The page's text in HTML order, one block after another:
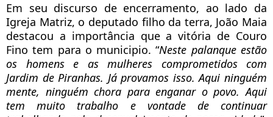
Em seu discurso de encerramento, ao lado da
Igreja Matriz, o deputado filho da terra, João Maia
destacou a importância que a vitória de Couro
Fino tem para o municipio. “Neste palanque estão
os homens e as mulheres comprometidos com
Jardim de Piranhas. Já provamos isso. Aqui ninguém
mente, ninguém chora para enganar o povo. Aqui
tem muito trabalho e vontade de continuar